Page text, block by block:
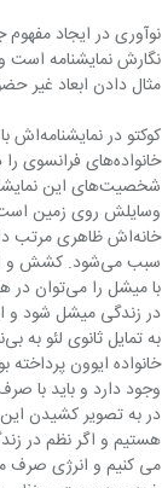
مثال دادن ابعاد غیر
کوکتو
وسایلش روی زمین است
سبب می‌شود.
با میشل
وجود دارد و باید با